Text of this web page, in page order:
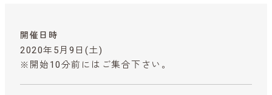
開催日時
2020年5月9日(土)
※開始10分前にはご集合下さい。